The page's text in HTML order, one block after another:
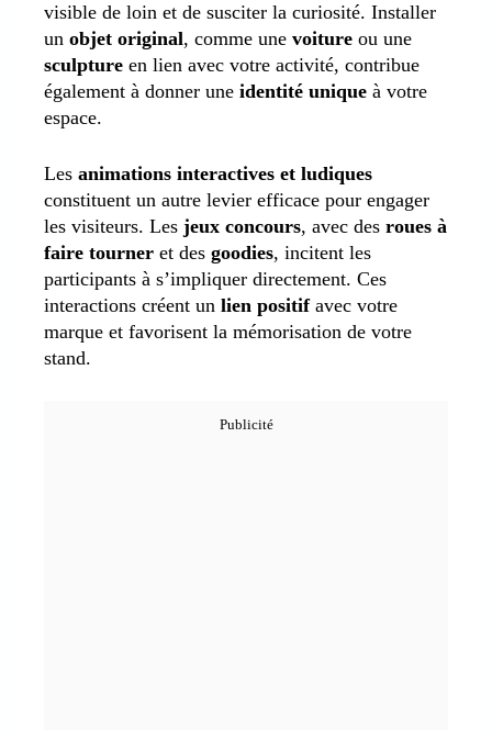
visible de loin et de susciter la curiosité. Installer
un objet original, comme une voiture ou une
sculpture en lien avec votre activité, contribue
également à donner une identité unique à votre
espace.
Les animations interactives et ludiques
constituent un autre levier efficace pour engager
les visiteurs. Les jeux concours, avec des roues à
faire tourner et des goodies, incitent les
participants à s’impliquer directement. Ces
interactions créent un lien positifavec votre
marque et favorisent la mémorisation de votre
stand.